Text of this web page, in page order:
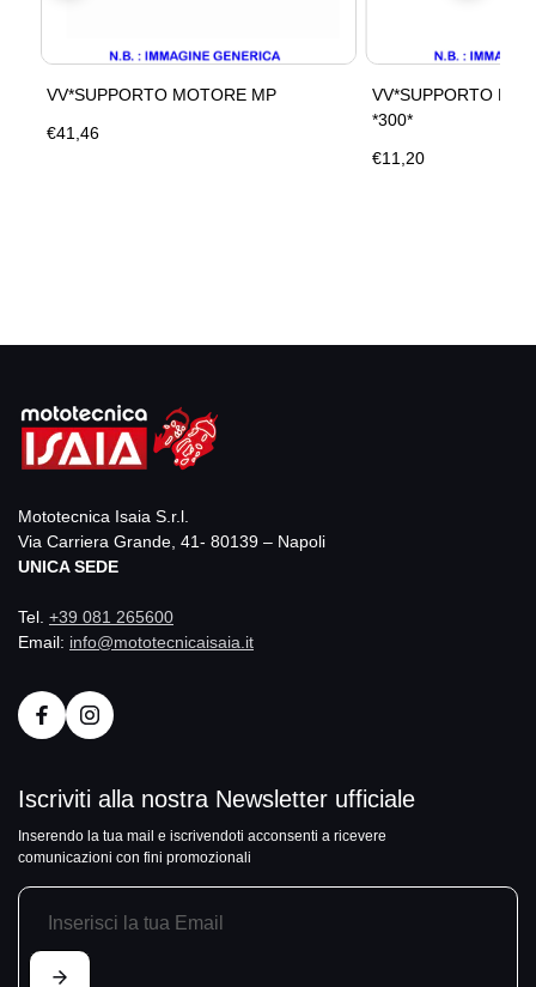
VV*SUPPORTO MOTORE MP
€41,46
VV*SUPPORTO
*300*
€11,20
Mototecnica Isaia S.r.l.
Via Carriera Grande, 41- 80139 – Napoli
UNICA SEDE
Tel. +39 081 265600
Email: info@mototecnicaisaia.it
Iscriviti alla nostra Newsletter ufficiale
Inserendo la tua mail e iscrivendoti acconsenti a ricevere
comunicazioni con fini promozionali